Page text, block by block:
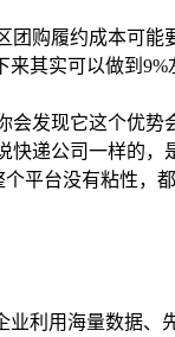
购履约成本可能
其实可以做到9%
发现它这个优势
递公司一样的，
平台没有粘性，
利用海量数据、